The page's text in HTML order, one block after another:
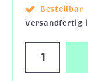
Bestellbar
Versandfertig